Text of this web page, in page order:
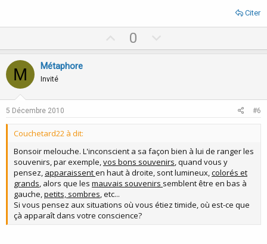
Citer
p
0
o
M Métaphore
Invité
5 Décembre 2010 #6
Couchetard22 à dit:
Bonsoir melouche. L'inconscient a sa façon bien à lui de ranger les
souvenirs, par exemple,vos bons souvenirs, quand vous y
pensez, apparaissenten haut à droite, sont lumineux,colorés et
grands, alors que les mauvais souvenirs semblent être en bas à
gauche,petits, sombres, etc...
Si vous pensez aux situations où vous étiez timide, où est-ce que
çà apparaît dans votre conscience?